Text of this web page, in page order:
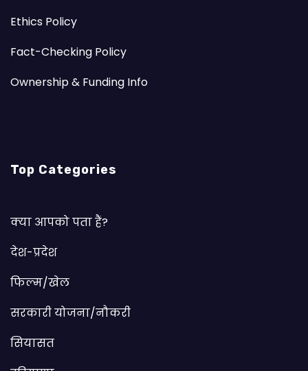
Ethics Policy
Fact-Checking Policy
Ownership & Funding Info
Top Categories
क्या आपको पता हैं?
देश-प्रदेश
फिल्म/खेल
सरकारी योजना/नौकरी
सियासत